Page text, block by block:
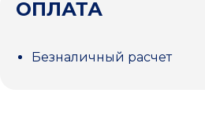
ОПЛАТА
Безналичный расчет